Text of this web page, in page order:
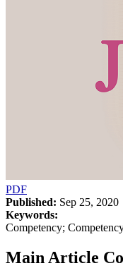
PDF
Published: Sep 25, 2020
Keywords:
Competency;
Main Article